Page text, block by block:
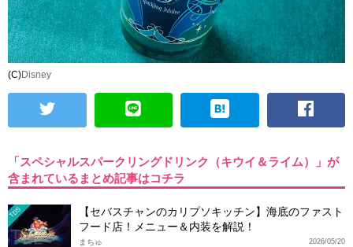
(C)Disney
「スペシャルスパークリングドリンク（キウイ＆ライム）」が
含まれているまとめ記事はコチラ
TDS
【セバスチャンのカリプソキッチン】海底のファスト
フード店！メニュー＆内装を解説！
2026/05/20
まちゅ